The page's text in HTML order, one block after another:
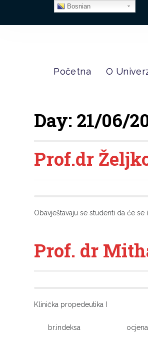
Početna O
Day: 21/06/
Prof.dr
Obavještavaju se studenti da će
Prof. dr
Klinička propedeutika I
br.indeksa ocjena
Bosnian